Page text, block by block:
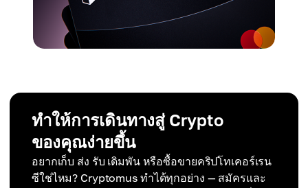
ทำให้การเดินทางสู่ Crypto
ของคุณง่ายขึ้น
อยากเก็บ ส่ง รับ เดิมพัน หรือซื้อขายคริปโทเคอร์เรน
ซีใช่ไหม? Cryptomus ทำได้ทุกอย่าง — สมัครและ